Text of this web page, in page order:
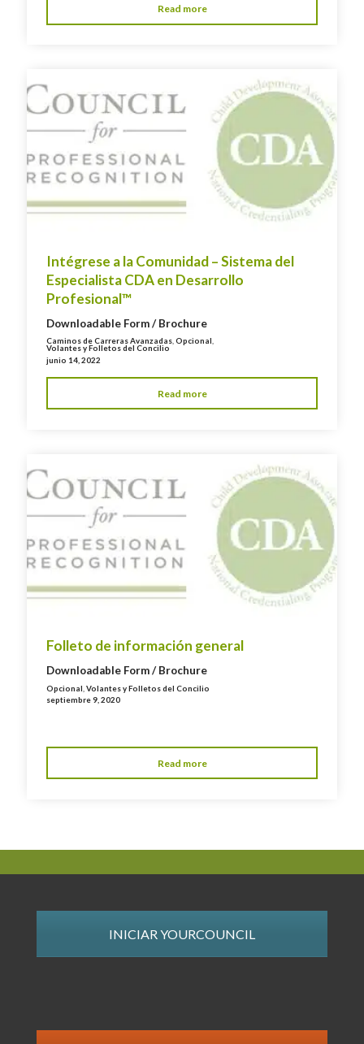
Read more
Intégrese a la Comunidad – Sistema del
Especialista CDA en Desarrollo
Profesional™
Downloadable Form / Brochure
Caminos de Carreras Avanzadas ,Opcional
Volantes y Folletos del Concilio
junio 14, 2022
Read more
Folleto de información general
Downloadable Form / Brochure
Opcional ,Volantes y Folletos del Concilio
septiembre 9, 2020
Read more
INICIAR YOURCOUNCIL